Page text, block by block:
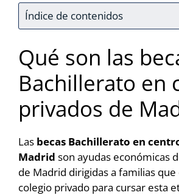
Índice de contenidos
Qué son las
Bachillerato en
privados de
Las becas Bachillerato en
Madrid son ayudas económicas
de Madrid dirigidas a familias que
colegio privado para cursar esta